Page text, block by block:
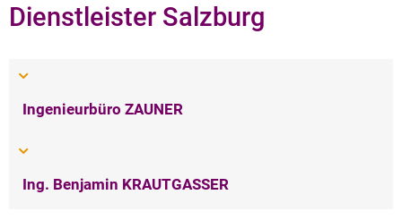
Dienstleister Salzburg
Ingenieurbüro ZAUNER
Ing. Benjamin KRAUTGASSER